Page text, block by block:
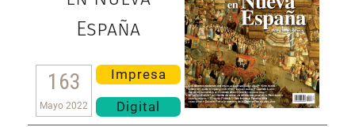
España
163
Mayo 2022
Impresa
Digital